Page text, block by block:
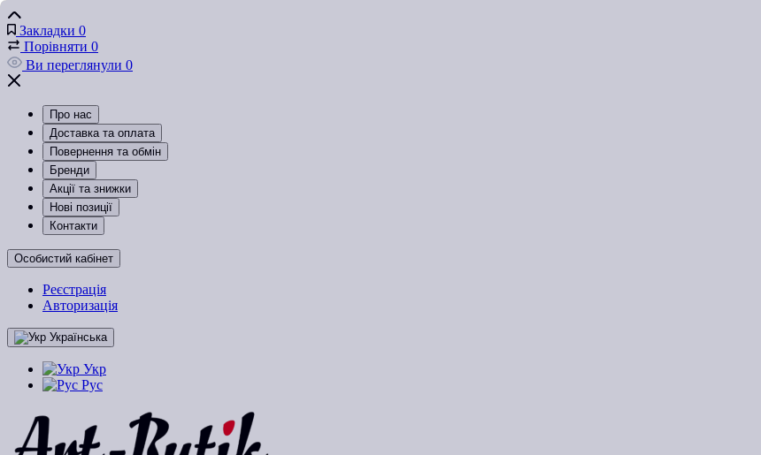
Закладки 0
Порівняти 0
Ви переглянули 0
Про нас
Доставка та оплата
Повернення та обмін
Бренди
Акції та знижки
Нові позиції
Контакти
Особистий кабінет
Реєстрація
Авторизація
Українська
Укр
Рус